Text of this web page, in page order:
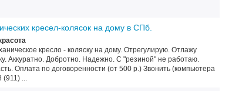
кресел-колясок на дому в СПб.
кресло - коляску на дому. Отрегулирую. Отлажу
Аккуратно. Добротно. Надежно. С "резиной" не работаю.
Оплата по договоренности (от 500 р.) Звонить (компьютера
(911) ...